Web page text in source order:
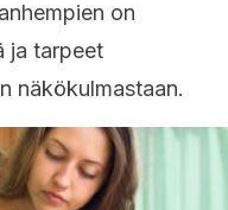
on
ja tarpeet
näkökulmastaan.